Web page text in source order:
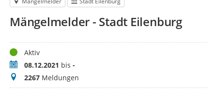
Mängelmelder - Stadt Eilenburg
StatusAktiv
Zeitraum08.12.2021 bis -
Meldungen
2267 Meldungen